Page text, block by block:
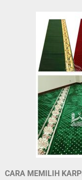
CARA MEMILIH